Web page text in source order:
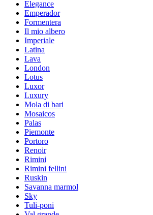
Elegance
Emperador
Formentera
Il mio albero
Imperiale
Latina
Lava
London
Lotus
Luxor
Luxury
Mola di bari
Mosaicos
Palas
Piemonte
Portoro
Renoir
Rimini
Rimini fellini
Ruskin
Savanna marmol
Sky
Tuli-poni